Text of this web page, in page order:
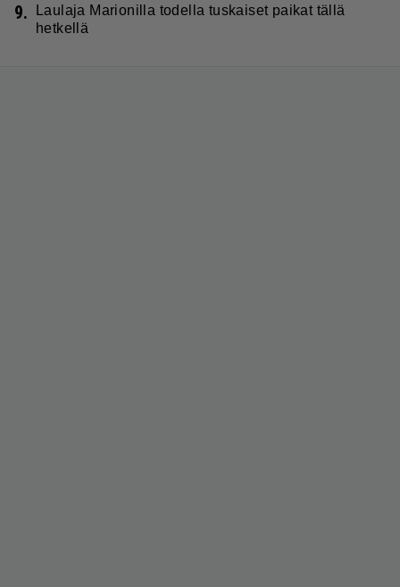
9.
Laulaja Marionilla todella tuskaiset paikat tällä
hetkellä